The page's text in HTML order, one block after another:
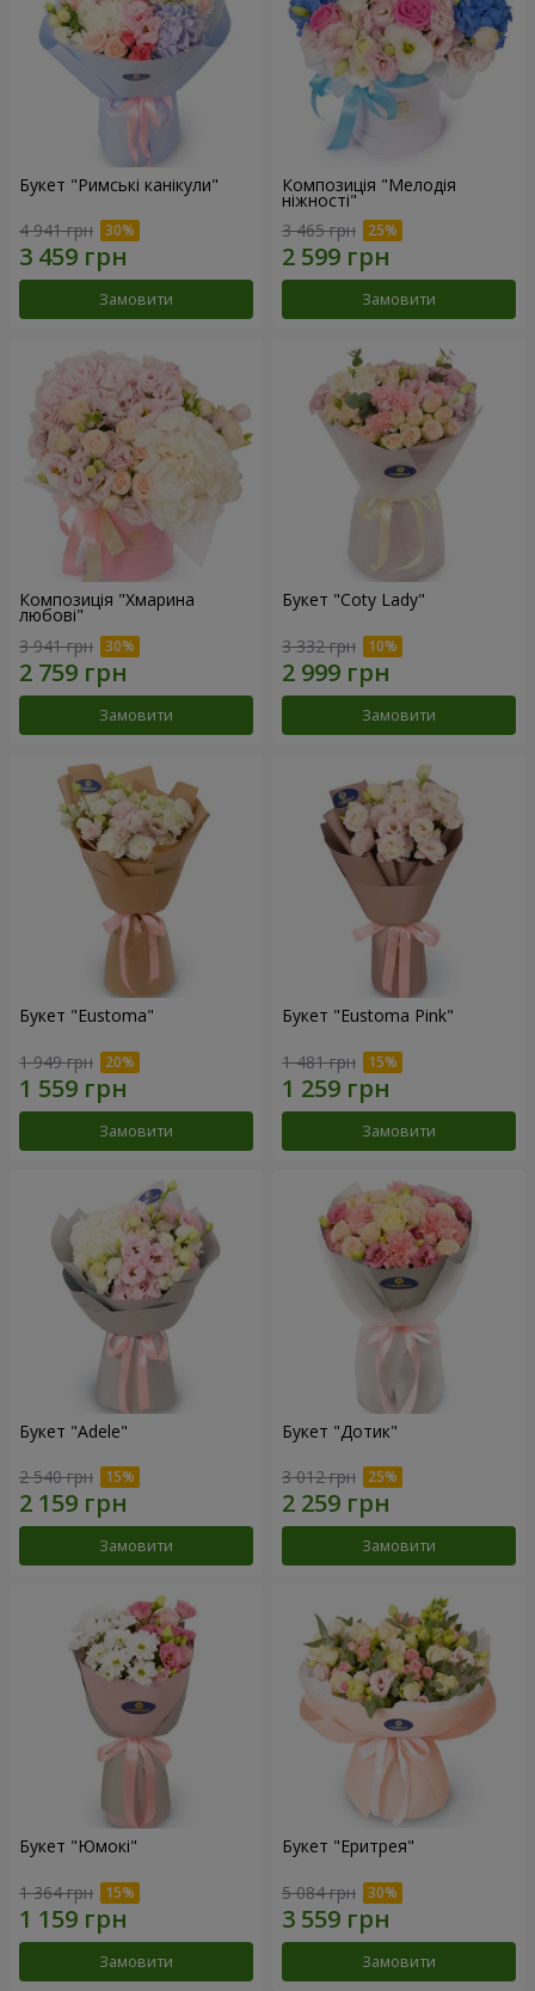
Букет "Римські канікули"
4 941 грн
Замовити
Композиція "Мелодія
ніжності"
3 465 грн
Замовити
Композиція "Хмарина
любові"
3 941 грн
Замовити
Букет "Coty Lady"
3 332 грн
Замовити
Букет "Eustoma"
1 949 грн
Замовити
Букет "Eustoma Pink"
1 481 грн
Замовити
Букет "Adele"
2 540 грн
Замовити
Букет "Дотик"
3 012 грн
Замовити
Букет "Юмокі"
1 364 грн
Замовити
Букет "Еритрея"
5 084 грн
Замовити